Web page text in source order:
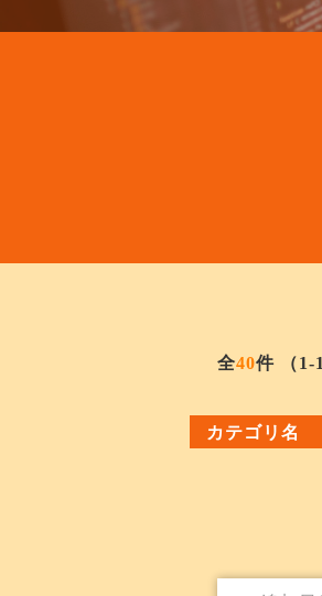
全40件 （1-
カテゴリ名